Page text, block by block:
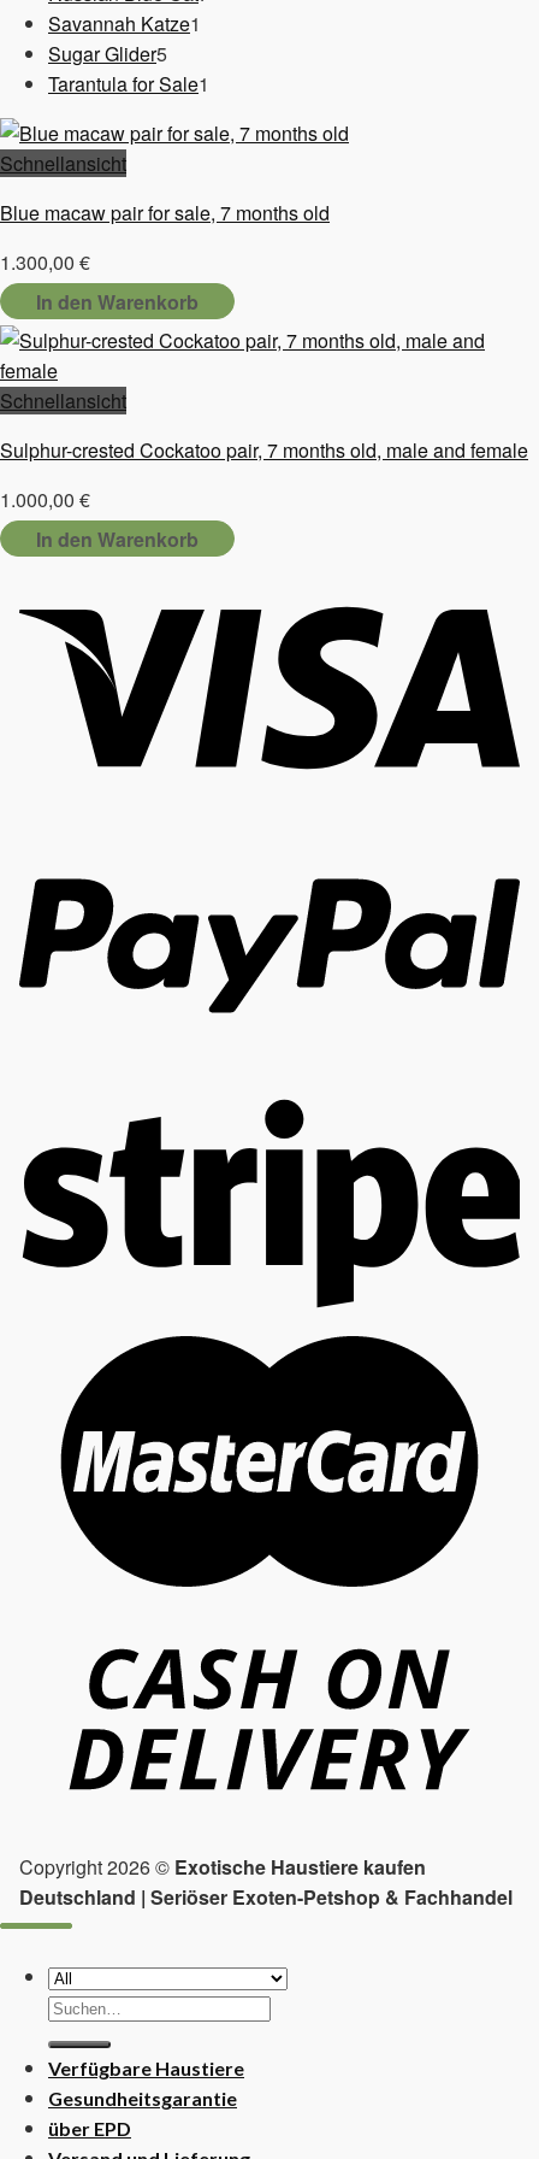
Savannah Katze1
Sugar Glider55
Produkte
Tarantula for Sale1
Schnellansicht
Blue macaw pair for sale, 7 months old
1.300,00 €
In den Warenkorb
Schnellansicht
Sulphur-crested Cockatoo pair, 7 months old, male and female
1.000,00 €
In den Warenkorb
Copyright 2026 © Exotische Haustiere kaufen
Deutschland | Seriöser Exoten-Petshop & Fachhandel
Suchen
nach:
Verfügbare Haustiere
Gesundheitsgarantie
über EPD